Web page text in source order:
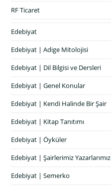
RF Ticaret
Edebiyat
Edebiyat | Adige Mitolojisi
Edebiyat | Dil Bilgisi ve Dersleri
Edebiyat | Genel Konular
Edebiyat | Kendi Halinde Bir Şair
Edebiyat | Kitap Tanıtımı
Edebiyat | Öyküler
Edebiyat | Şairlerimiz Yazarlarımız
Edebiyat | Semerko